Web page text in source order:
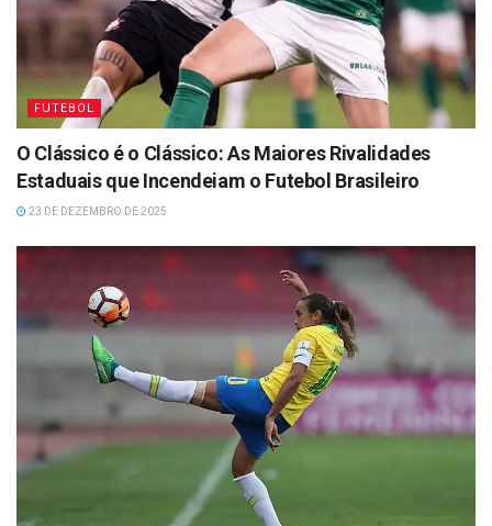
FUTEBOL
O Clássico é o Clássico: As Maiores Rivalidades
Estaduais que Incendeiam o Futebol Brasileiro
23 DE DEZEMBRO DE 2025